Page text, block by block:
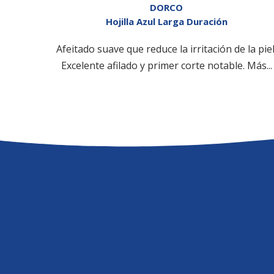
DORCO
Hojilla Azul Larga Duración
Afeitado suave que reduce la irritación de la
Excelente afilado y primer corte notable. Más...